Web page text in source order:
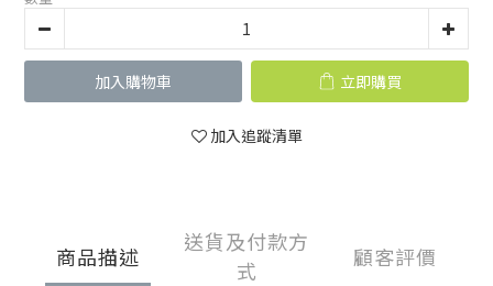
加入購物車 立即購買
加入追蹤清單
商品描述
送貨及付款方
式
顧客評價